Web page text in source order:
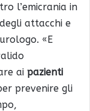
l’emicrania in
attacchi e
«E
ai pazienti
prevenire gli